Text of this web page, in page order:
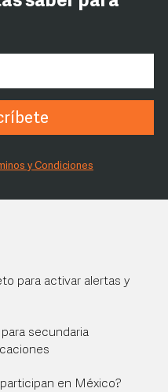
y Condiciones
para activar alertas y
secundaria
en México?